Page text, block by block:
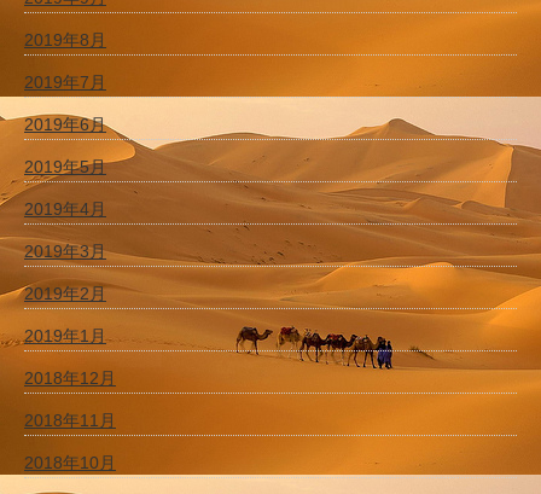
2019年8月
2019年7月
2019年6月
2019年5月
2019年4月
2019年3月
2019年2月
2019年1月
2018年12月
2018年11月
2018年10月